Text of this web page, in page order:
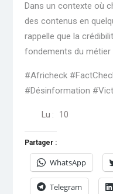
Dans un contexte où
des contenus en
rappelle que la
fondements du métier
#Africheck
#Désinformation
Lu : 10
Partager :
WhatsApp
Telegram